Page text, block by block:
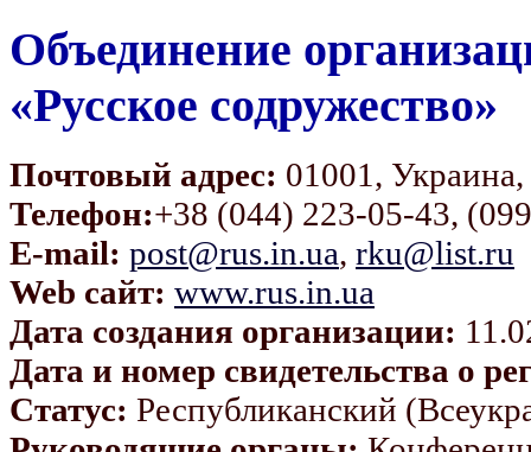
Объединение
«Русское содружество»
Почтовый адрес: 01001,
Телефон:+38 (044) 223-05-43,
E-mail: post@rus.in.ua, rku@list.ru
Web сайт: www.rus.in.ua
Дата создания организации:
Дата и номер свидетельства о
Статус: Республиканский